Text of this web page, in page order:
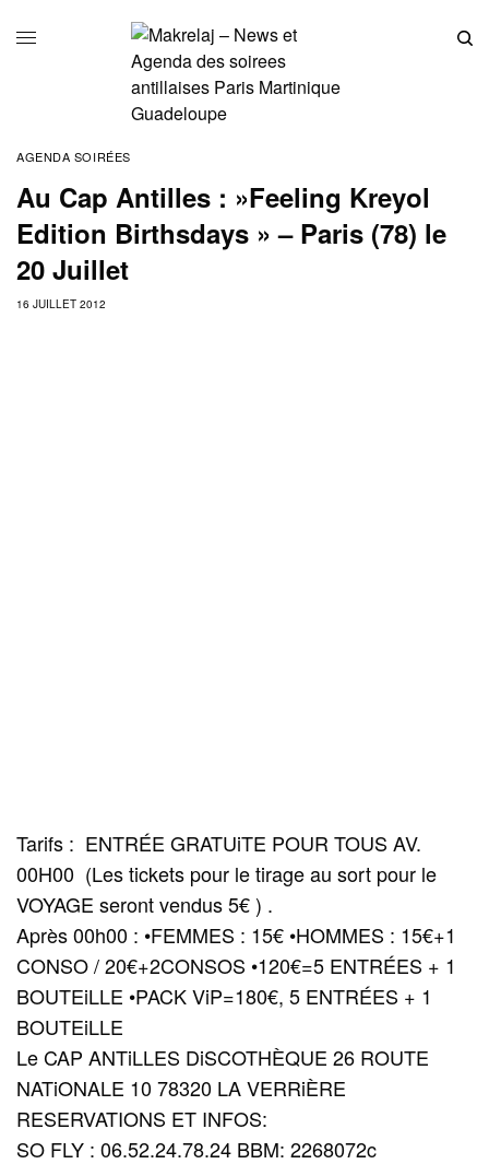
AGENDA SOIRÉES
Au Cap Antilles : »Feeling Kreyol
Edition Birthsdays » – Paris (78) le
20 Juillet
16 JUILLET 2012
Tarifs : ENTRÉE GRATUiTE POUR TOUS AV.
00H00 (Les tickets pour le tirage au sort pour le
VOYAGE seront vendus 5€ ) .
Après 00h00 : •FEMMES : 15€ •HOMMES : 15€+1
CONSO / 20€+2CONSOS •120€=5 ENTRÉES + 1
BOUTEiLLE •PACK ViP=180€, 5 ENTRÉES + 1
BOUTEiLLE
Le CAP ANTiLLES DiSCOTHÈQUE 26 ROUTE
NATiONALE 10 78320 LA VERRiÈRE
RESERVATIONS ET INFOS:
SO FLY : 06.52.24.78.24 BBM: 2268072c